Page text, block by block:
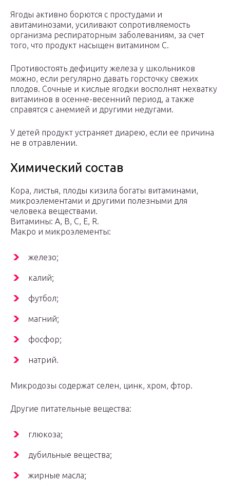
Ягоды активно борются с простудами и
авитаминозами, усиливают сопротивляемость
организма респираторным заболеваниям, за счет
того, что продукт насыщен витамином С.
Противостоять дефициту железа у школьников
можно, если регулярно давать горсточку свежих
плодов. Сочные и кислые ягодки восполнят нехватку
витаминов в осенне-весенний период, а также
справятся с анемией и другими недугами.
У детей продукт устраняет диарею, если ее причина
не в отравлении.
Химический состав
Кора, листья, плоды кизила богаты витаминами,
микроэлементами и другими полезными для
человека веществами.
Витамины: A, B, C, E, R.
Макро и микроэлементы:
железо;
калий;
футбол;
магний;
фосфор;
натрий.
Микродозы содержат селен, цинк, хром, фтор.
Другие питательные вещества:
глюкоза;
дубильные вещества;
жирные масла;